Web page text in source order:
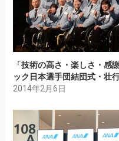
「技術の高さ・楽しさ・
ック日本選手団結団式・壮
2014年2月6日